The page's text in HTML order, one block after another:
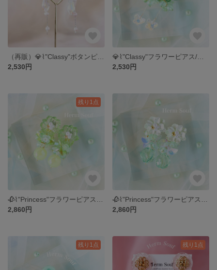
2,530円
2,530円
残り1点
2,860円
2,860円
残り1点 残り1点